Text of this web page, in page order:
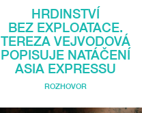
HRDINSTVÍ
BEZ EXPLOATACE.
TEREZA VEJVODOVÁ
POPISUJE NATÁČENÍ
ASIA EXPRESSU
ROZHOVOR